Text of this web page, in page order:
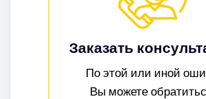
Заказать
По этой или иной
Вы можете